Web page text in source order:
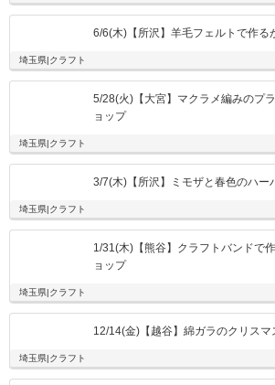
6/6(木)【所沢】羊毛フェルトで作る
埼玉県|クラフト
5/28(火)【大宮】マクラメ編みのプ
ョップ
埼玉県|クラフト
3/7(木)【所沢】ミモザと春色のハー
埼玉県|クラフト
1/31(木)【熊谷】クラフトバンドで
ョップ
埼玉県|クラフト
12/14(金)【越谷】綿ガラのクリスマ
埼玉県|クラフト